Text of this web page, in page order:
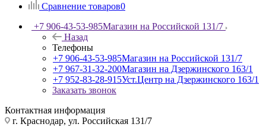
Сравнение товаров0
+7 906-43-53-985Магазин на Российской 131/7
Назад
Телефоны
+7 906-43-53-985Магазин на Российской 131/7
+7 967-31-32-200Магазин на Дзержинского 163/1
+7 952-83-28-915Уст.Центр на Дзержинского 163/1
Заказать звонок
Контактная информация
г. Краснодар, ул. Российская 131/7